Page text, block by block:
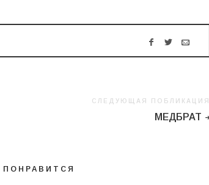
СЛЕДУЮЩАЯ ПОБЛИКАЦИЯ
МЕДБРАТ